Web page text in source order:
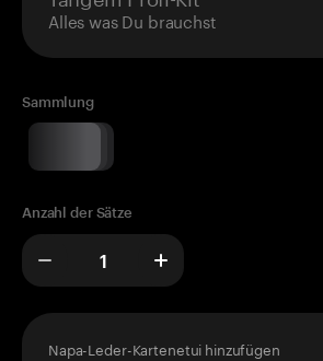
Alles was Du brauchst
Sammlung
Anzahl der Sätze
Napa-Leder-Kartenetui hinzufügen